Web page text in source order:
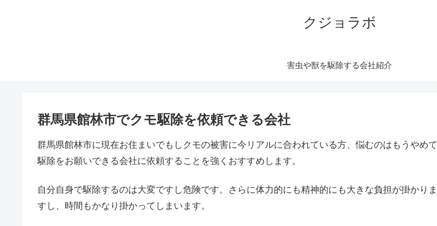
クジョラボ
害虫や獣を駆除する会社紹介
群馬県館林市でクモ駆除を依頼できる会社
群馬県館林市に現在お住まいでもしクモの被害に今リアルに合われている方、悩むのはもうやめて
駆除をお願いできる会社に依頼することを強くおすすめします。
自分自身で駆除するのは大変ですし危険です。さらに体力的にも精神的にも大きな負担が掛かりま
すし、時間もかなり掛かってしまいます。